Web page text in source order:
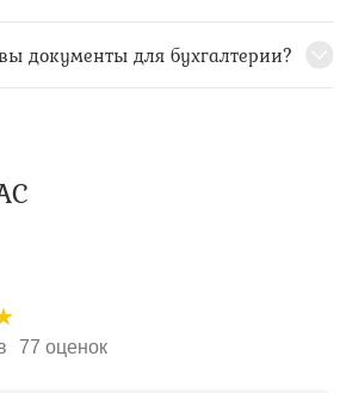
документы для бухгалтерии?
77 оценок